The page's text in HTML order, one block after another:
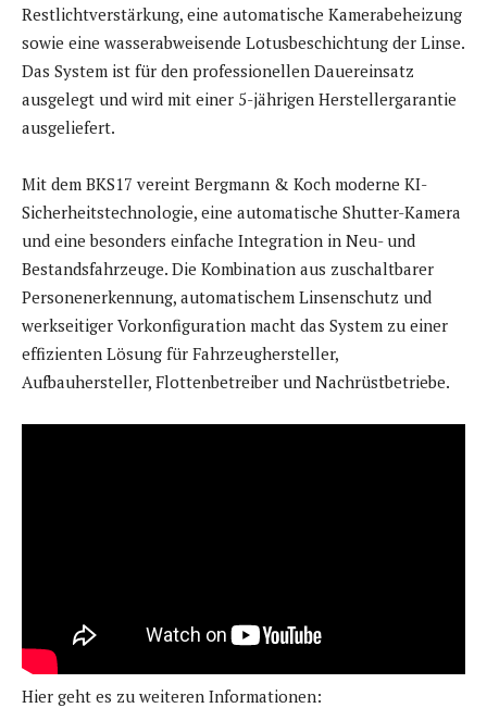
Restlichtverstärkung, eine automatische Kamerabeheizung
sowie eine wasserabweisende Lotusbeschichtung der Linse.
Das System ist für den professionellen Dauereinsatz
ausgelegt und wird mit einer 5-jährigen Herstellergarantie
ausgeliefert.
Mit dem BKS17 vereint Bergmann & Koch moderne KI-
Sicherheitstechnologie, eine automatische Shutter-Kamera
und eine besonders einfache Integration in Neu- und
Bestandsfahrzeuge. Die Kombination aus zuschaltbarer
Personenerkennung, automatischem Linsenschutz und
werkseitiger Vorkonfiguration macht das System zu einer
effizienten Lösung für Fahrzeughersteller,
Aufbauhersteller, Flottenbetreiber und Nachrüstbetriebe.
Hier geht es zu weiteren Informationen: